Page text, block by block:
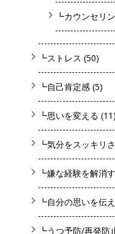
┗カウンセリ
┗ストレス (50)
┗自己肯定感 (5)
┗思いを変える (11)
┗気分をスッキリ
┗嫌な経験を解消
┗自分の思いを伝
┗うつ予防/再発防